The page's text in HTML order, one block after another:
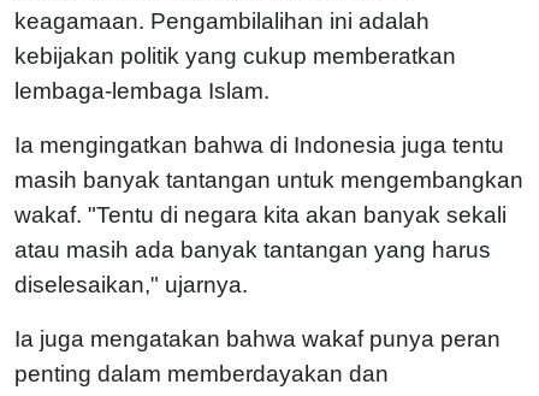
keagamaan. Pengambilalihan ini adalah
kebijakan politik yang cukup memberatkan
lembaga-lembaga Islam.
Ia mengingatkan bahwa di Indonesia juga tentu
masih banyak tantangan untuk mengembangkan
wakaf. "Tentu di negara kita akan banyak sekali
atau masih ada banyak tantangan yang harus
diselesaikan," ujarnya.
Ia juga mengatakan bahwa wakaf punya peran
penting dalam memberdayakan dan